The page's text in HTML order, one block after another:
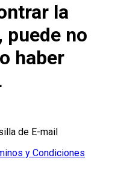
la
puede no
haber
de E-mail
y Condiciones